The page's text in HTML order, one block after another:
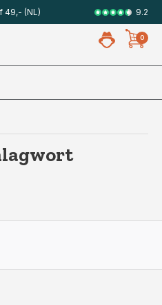
Veilig met
9.2
0